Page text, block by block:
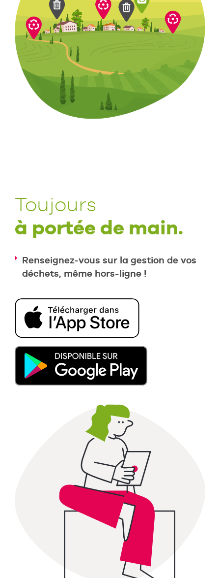
Toujours
à portée de main.
Renseignez-vous sur la gestion de vos
déchets, même hors-ligne !